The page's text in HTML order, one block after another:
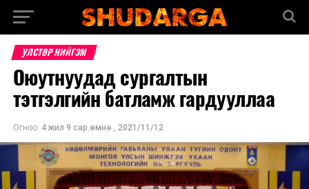
УЛСТӨР НИЙГЭМ
Оюутнуудад сургалтын
тэтгэлгийн батламж гардууллаа
Огноо: 4 жил 9 сар.өмнө , 2021/11/12